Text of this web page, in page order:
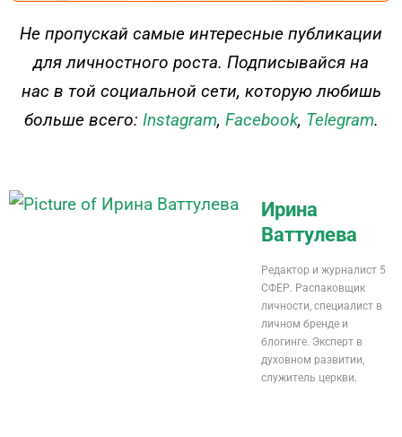
ДЕЙСТВУЙ
Не пропускай самые интересные публикации
для личностного роста. Подписывайся на
нас в той социальной сети, которую любишь
больше всего: Instagram, Facebook, Telegram.
Ирина
Ваттулева
Редактор и журналист 5
СФЕР. Распаковщик
личности, специалист в
личном бренде и
блогинге. Эксперт в
духовном развитии,
служитель церкви.